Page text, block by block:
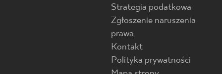
Strategia podatkowa
Zgłoszenie naruszenia
prawa
Kontakt
Polityka prywatności